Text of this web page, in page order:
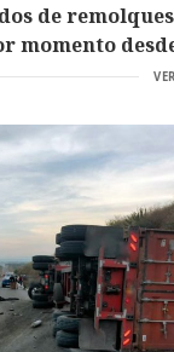
de remolques
momento